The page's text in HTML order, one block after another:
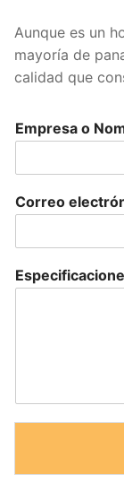
Aunque es un
mayoría de
calidad que
Empresa o
Correo